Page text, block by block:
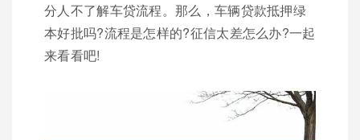
分人不了解车贷流程。那么，车辆贷款抵押绿
本好批吗?流程是怎样的?征信太差怎么办?一起
来看看吧!